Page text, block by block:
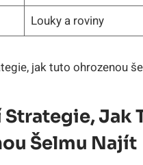
Louky a roviny
Jak
Šelmu Najít